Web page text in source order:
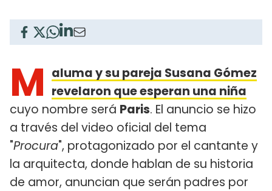
M aluma y su pareja Susana Gómez
revelaron que esperan una niña
cuyo nombre será Paris. El anuncio se hizo
a través del video oficial del tema
"Procura", protagonizado por el cantante y
la arquitecta, donde hablan de su historia
de amor, anuncian que serán padres por